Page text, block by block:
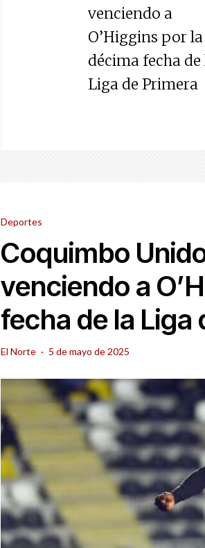
venciendo a
O’Higgins por la
décima fecha de
Liga de Primera
Deportes
Coquimbo
venciendo a
fecha de la Liga
El Norte · 5 de mayo de 2025